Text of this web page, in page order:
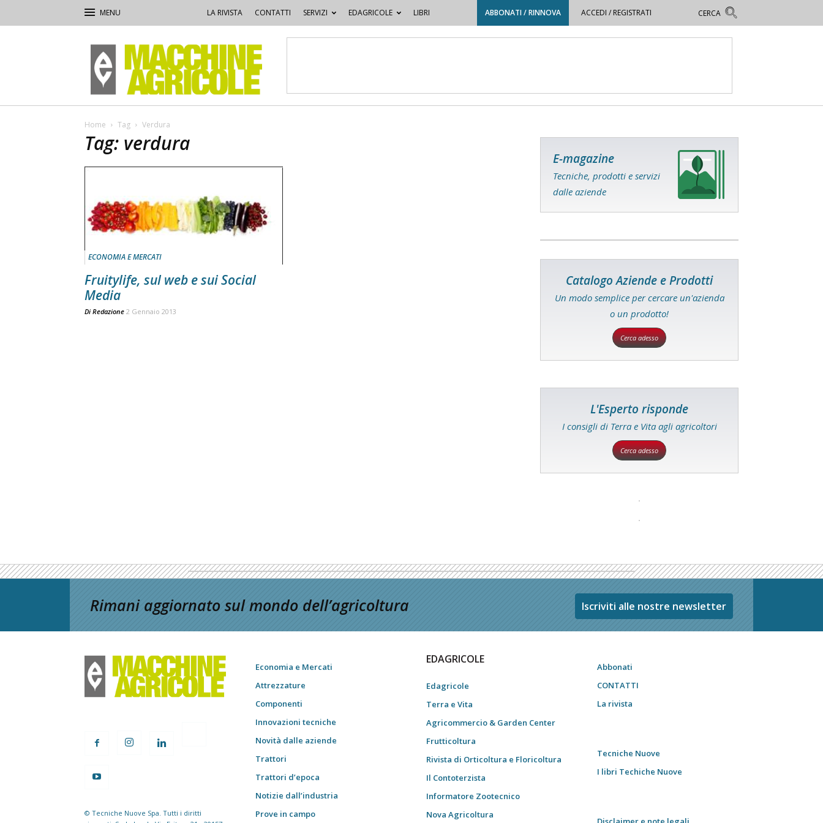
LA RIVISTA CONTATTI SERVIZI EDAGRICOLE LIBRI ABBONATI / RINNOVA ACCEDI / REGISTRATI
Macchine
Agricole
Home Tag Verdura
Tag: verdura
ECONOMIA E MERCATI
Fruitylife, sul web e sui Social
Media
Di Redazione 2 Gennaio 2013
E-magazine
Tecniche, prodotti e servizi
dalle aziende
Catalogo Aziende e Prodotti
Un modo semplice per cercare un'azienda
o un prodotto!
Cerca adesso
L'Esperto risponde
I consigli di Terra e Vita agli agricoltori
Cerca adesso
Rimani aggiornato sul mondo dell’agricoltura Iscriviti alle nostre newsletter
© Tecniche Nuove Spa. Tutti i diritti
Economia e Mercati
Attrezzature
Componenti
Innovazioni tecniche
Novità dalle aziende
Trattori
Trattori d’epoca
Notizie dall’industria
Prove in campo
EDAGRICOLE
Edagricole
Terra e Vita
Agricommercio & Garden Center
Frutticoltura
Rivista di Orticoltura e Floricoltura
Il Contoterzista
Informatore Zootecnico
Nova Agricoltura
Abbonati
CONTATTI
La rivista
Tecniche Nuove
I libri Techiche Nuove